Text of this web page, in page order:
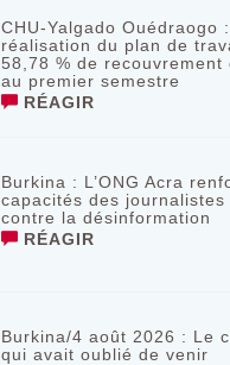
CHU-Yalgado Ouédraogo
réalisation du plan de
58,78 % de recouvrement
au premier semestre
RÉAGIR
Burkina : L’ONG Acra
capacités des
contre la désinformation
RÉAGIR
Burkina/4 août 2026 : Le
qui avait oublié de venir